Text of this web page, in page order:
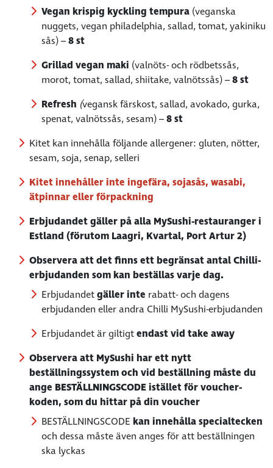
Vegan krispig kyckling tempura (veganska
nuggets, vegan philadelphia, sallad, tomat, yakiniku
sås)–8 st
Grillad vegan maki (valnöts- och rödbetssås,
morot, tomat, sallad, shiitake, valnötssås) –8 st
Refresh (vegansk färskost, sallad, avokado, gurka,
spenat, valnötssås, sesam) –8 st
Kitet kan innehålla följande allergener: gluten, nötter,
sesam, soja, senap, selleri
Kitet innehåller inte ingefära, sojasås, wasabi,
ätpinnar eller förpackning
Erbjudandet gäller på alla MySushi-restauranger i
Estland (förutom Laagri, Kvartal, Port Artur 2)
Observera att det finns ett begränsat antal Chilli-
erbjudanden som kan beställas varje dag.
Erbjudandetgäller inte rabatt- och dagens
erbjudanden eller andra Chilli MySushi-erbjudanden
Erbjudandet är giltigtendast vid take away
Observera att MySushi har ett nytt
beställningssystem och vid beställning måste du
ange BESTÄLLNINGSCODE istället för voucher-
koden, som du hittar på din voucher
BESTÄLLNINGSCODE kan innehålla specialtecken
och dessa måste även anges för att beställningen
ska lyckas